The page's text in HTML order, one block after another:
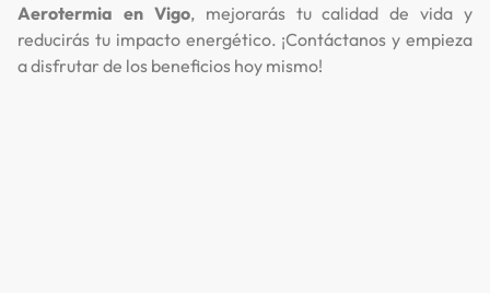
Aerotermia en Vigo, mejorarás tu calidad de vida y
reducirás tu impacto energético. ¡Contáctanos y empieza
a disfrutar de los beneficios hoy mismo!